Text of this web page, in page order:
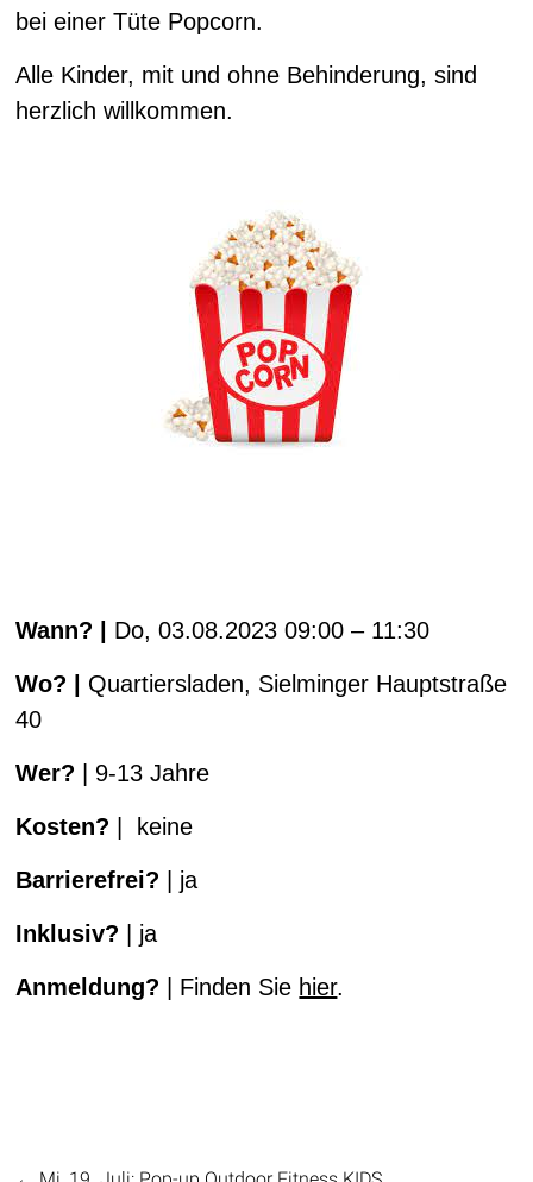
bei einer Tüte Popcorn.
Alle Kinder, mit und ohne Behinderung, sind
herzlich willkommen.
Wann? Do, 03.08.2023 09:00 – 11:30
Wo?
Quartiersladen, Sielminger Hauptstraße
40
Wer? | 9-13 Jahre
Kosten? | keine
Barrierefrei? | ja
Inklusiv? | ja
Anmeldung? | Finden Sie hier.